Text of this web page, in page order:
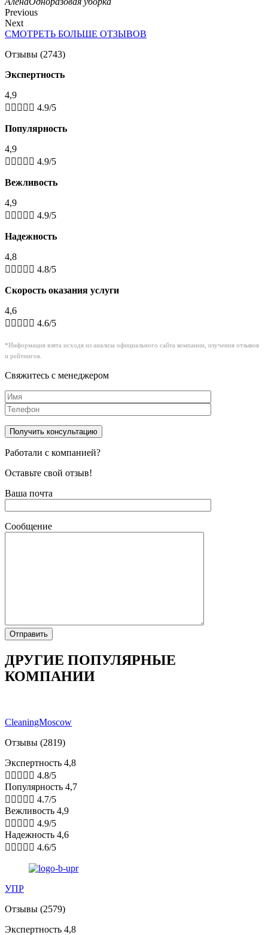
Previous
Next
СМОТРЕТЬ БОЛЬШЕ ОТЗЫВОВ
Отзывы (2743)
Экспертность
4,9
     4.9/5
Популярность
4,9
     4.9/5
Вежливость
4,9
     4.9/5
Надежность
4,8
     4.8/5
Скорость оказания услуги
4,6
     4.6/5
*Информация взята исходя из анализа официального сайта компании, изучения отзывов
и рейтингов.
Свяжитесь с менеджером
Работали с компанией?
Оставьте свой отзыв!
Ваша почта
Сообщение
ДРУГИЕ ПОПУЛЯРНЫЕ
КОМПАНИИ
CleaningMoscow
Отзывы (2819)
Экспертность 4,8
     4.8/5
Популярность 4,7
     4.7/5
Вежливость 4,9
     4.9/5
Надежность 4,6
     4.6/5
УПР
Отзывы (2579)
Экспертность 4,8